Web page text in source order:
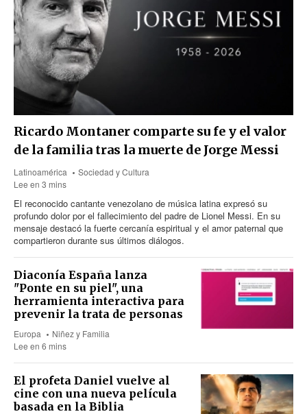
Ricardo Montaner comparte su fe y el valor
de la familia tras la muerte de Jorge Messi
Latinoamérica
Sociedad y Cultura
Lee en 3 mins
El reconocido cantante venezolano de música latina expresó su
profundo dolor por el fallecimiento del padre de Lionel Messi. En su
mensaje destacó la fuerte cercanía espiritual y el amor paternal que
compartieron durante sus últimos diálogos.
Diaconía España lanza
"Ponte en su piel", una
herramienta interactiva para
prevenir la trata de personas
Europa
Niñez y Familia
Lee en 6 mins
El profeta Daniel vuelve al
cine con una nueva película
basada en la Biblia